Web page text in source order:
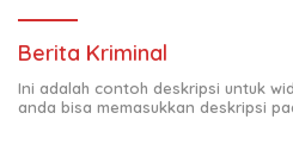
Berita Kriminal
Ini adalah contoh deskripsi untuk
anda bisa memasukkan deskripsi